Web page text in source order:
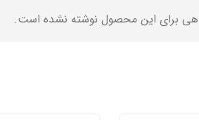
برای این محصول نوشته نشده است.